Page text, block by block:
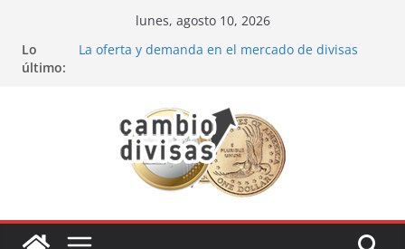
contenido
lunes, agosto 10, 2026
Lo
último:
La oferta y demanda en el mercado de divisas
Oportunidades de inversión en el sector petrolero
en 2024
Los bancos más recomendados para invertir en
Estrategia de los soldados Forex